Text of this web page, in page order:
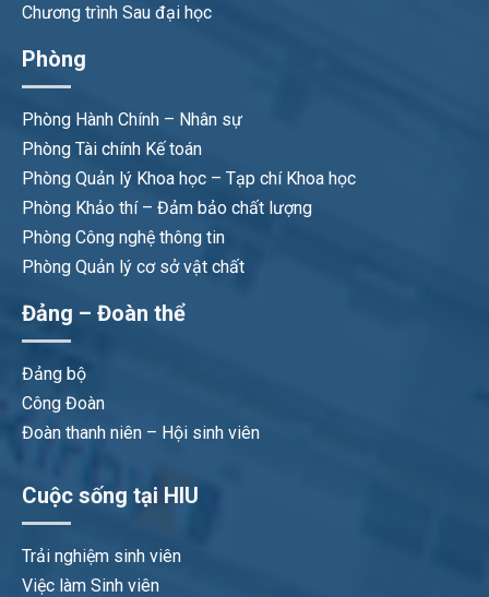
Chương trình Sau đại học
Phòng
Phòng Hành Chính – Nhân sự
Phòng Tài chính Kế toán
Phòng Quản lý Khoa học – Tạp chí Khoa học
Phòng Khảo thí – Đảm bảo chất lượng
Phòng Công nghệ thông tin
Phòng Quản lý cơ sở vật chất
Đảng – Đoàn thể
Đảng bộ
Công Đoàn
Đoàn thanh niên – Hội sinh viên
Cuộc sống tại HIU
Trải nghiệm sinh viên
Việc làm Sinh viên